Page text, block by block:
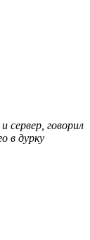
сервер, говорил
в дурку